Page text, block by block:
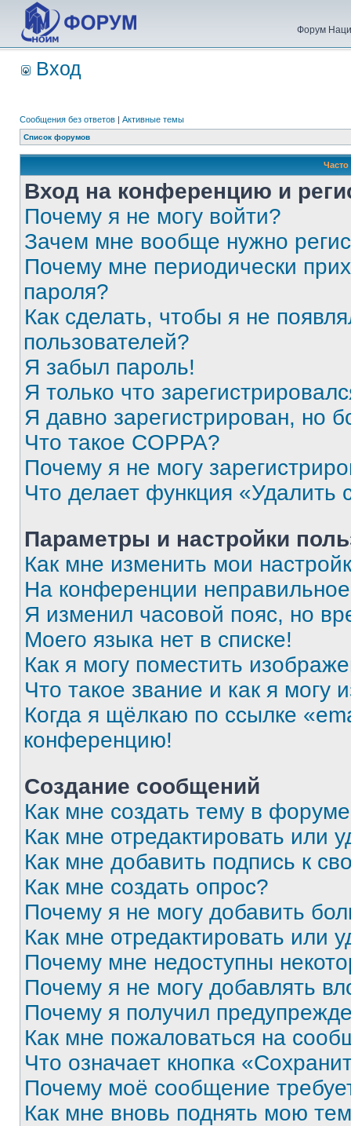
Форум
Вход
Сообщения без ответов | Активные темы
Список форумов
Вход на конференцию и
Почему я не могу войти?
Зачем мне вообще нужно
Почему мне периодически
пароля?
Как сделать, чтобы я не
пользователей?
Я забыл пароль!
Я только что
Я давно зарегистрирован, но
Что такое COPPA?
Почему я не могу
Что делает функция «Удалить
Параметры и настройки
Как мне изменить мои
На конференции
Я изменил часовой пояс, но
Моего языка нет в списке!
Как я могу поместить
Что такое звание и как я могу
Когда я щёлкаю по ссылке
конференцию!
Создание сообщений
Как мне создать тему в
Как мне отредактировать или
Как мне добавить подпись к
Как мне создать опрос?
Почему я не могу добавить
Как мне отредактировать или
Почему мне недоступны
Почему я не могу добавлять
Почему я получил
Как мне пожаловаться на
Что означает кнопка
Почему моё сообщение
Как мне вновь поднять мою